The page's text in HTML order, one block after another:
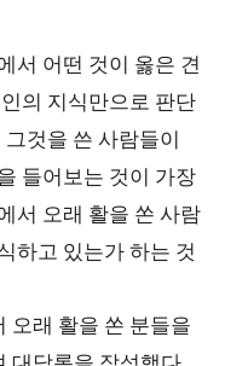
서 어떤 것이 옳은 견
의 지식만으로 판단
그것을 쓴 사람들이
들어보는 것이 가장
서 오래 활을 쏜 사람
하고 있는가 하는 것
오래 활을 쏜 분들을